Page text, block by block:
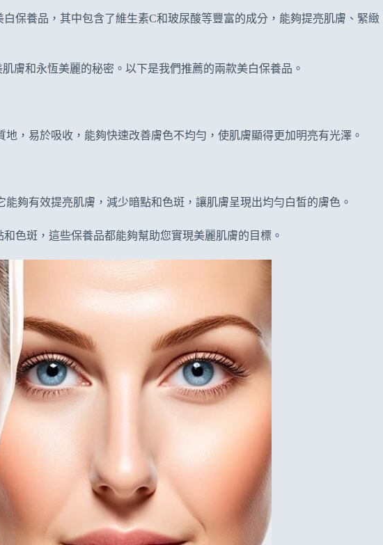
保養品，其中包含了維生素C和玻尿酸等豐富的成分，能夠提亮肌膚、緊緻
膚和永恆美麗的秘密。以下是我們推薦的兩款美白保養品。
，易於吸收，能夠快速改善膚色不均勻，使肌膚顯得更加明亮有光澤。
夠有效提亮肌膚，減少暗點和色斑，讓肌膚呈現出均勻白皙的膚色。
色斑，這些保養品都能夠幫助您實現美麗肌膚的目標。